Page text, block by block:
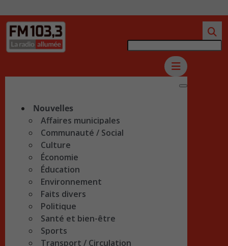
Nouvelles
Affaires municipales
Communauté / Social
Culture
Économie
Éducation
Environnement
Faits divers
Politique
Santé et bien-être
Sports
Transport / Circulation